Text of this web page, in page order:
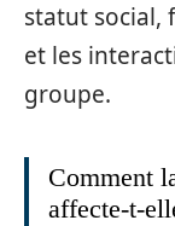
statut social,
et les
groupe.
Comment
affecte-t-